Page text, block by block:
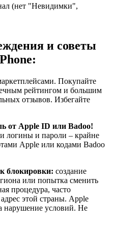
(нет "Невидимки",
и советы
Покупайте
рейтингом и большим
отзывов. Избегайте
от Apple ID или Badoo!
логины и пароли – крайне
Apple или кодами Badoo
блокировки: создание
или попытка сменить
процедура, часто
этой страны. Apple
нарушение условий. Не